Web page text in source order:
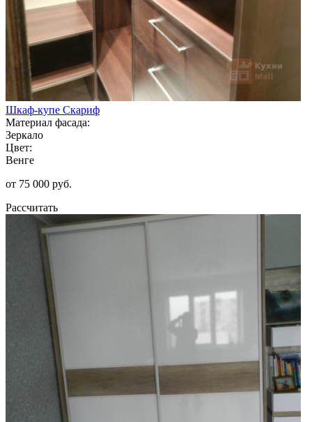
Шкаф-купе Скариф
Материал фасада:
Зеркало
Цвет:
Венге
от 75 000 руб.
Рассчитать